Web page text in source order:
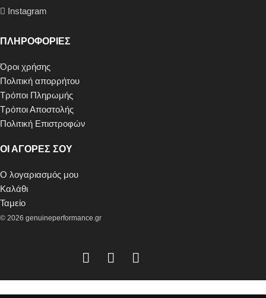
Instagram
ΠΛΗΡΟΦΟΡΙΕΣ
Όροι χρήσης
Πολιτική απορρήτου
Τρόποι Πληρωμής
Τρόποι Αποστολής
Πολιτική Επιστροφών
ΟΙ ΑΓΟΡΕΣ ΣΟΥ
Ο λογαριασμός μου
Καλάθι
Ταμείο
© 2026 genuineperformance.gr